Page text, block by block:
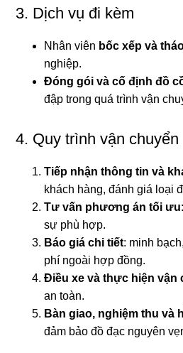
3. Dịch vụ đi kèm
Nhân viên bốc xếp và
nghiệp.
Đóng gói và cố định đồ
đập trong quá trình vận
4. Quy trình vận chuyển
Tiếp nhận thông tin và
khách hàng, đánh giá loại
Tư vấn phương án tối ưu
sự phù hợp.
Báo giá chi tiết: minh
phí ngoài hợp đồng.
Điều xe và thực hiện vận
an toàn.
Bàn giao, nghiệm thu và
đảm bảo đồ đạc nguyên